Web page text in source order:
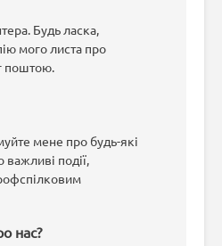
Будь ласка,
мого листа про
поштою.
мене про будь-які
важливі події,
нас?